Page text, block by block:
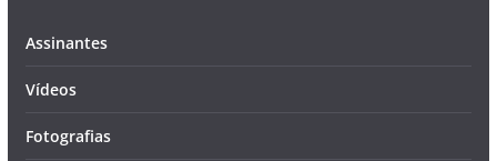
Assinantes
Vídeos
Fotografias